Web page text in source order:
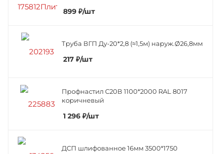
899 ₽/шт
Труба ВГП Ду-20*2,8 (≈1,5м) наруж.Ø26,8мм
217 ₽/шт
Профнастил C20В 1100*2000 RAL 8017
коричневый
1 296 ₽/шт
ДСП шлифованное 16мм 3500*1750